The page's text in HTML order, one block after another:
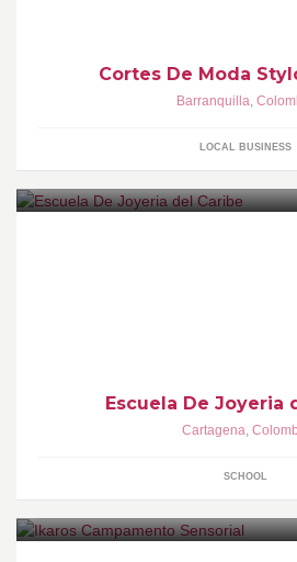
Cortes De Moda
Barranquilla,
LOCAL BUSINESS
Escuela De Joyeria
Cartagena,
SCHOOL